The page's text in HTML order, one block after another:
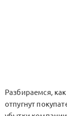
Разбираемся,
отпугнут